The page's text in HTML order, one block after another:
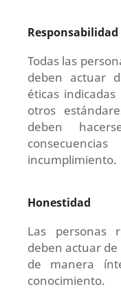
Responsabilidad
Todas las
deben actuar
éticas
otros
deben
incumplimiento.
Honestidad
Las personas
deben actuar
de manera
conocimiento.